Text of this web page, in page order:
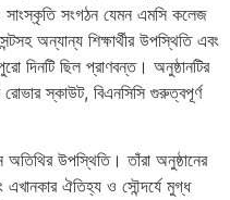
সাংস্কৃতি সংগঠন যেমন এমসি কলেজ
অন্যান্য শিক্ষার্থীর উপস্থিতি এবং
দিনটি ছিল প্রাণবন্ত। অনুষ্ঠানটির
স্কাউট, বিএনসিসি গুরুত্বপূর্ণ
উপস্থিতি। তাঁরা অনুষ্ঠানের
এখানকার ঐতিহ্য ও সৌন্দর্যে মুগ্ধ